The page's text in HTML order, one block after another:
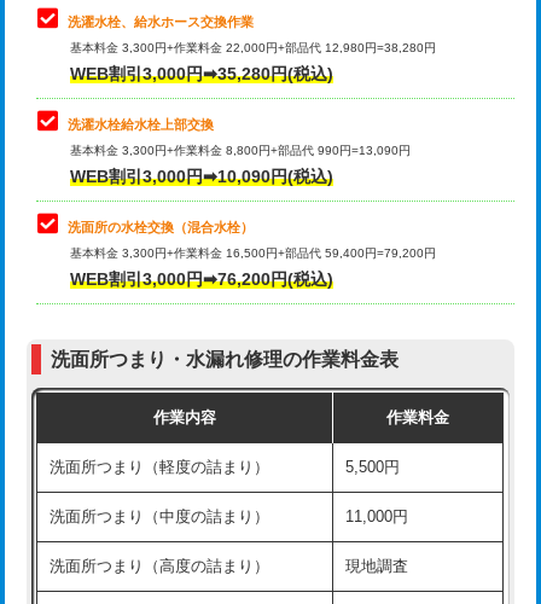
業）
排水管工事（排水管工事/3ｍまで） 55,000円
排水管工事（追加 排水管工事/3ｍ超
え）
マス交換（土の掘削・埋め戻し作業）
マス交換（深さ50㎝未満）
マス交換（深さ50㎝以上）
モルタル補修（厚さ10㎝まで） 27,500円
モルタル補修（厚さ10㎝超え） 38,500円
洗面台設置 38,500円
バスタブ設置 現場見積
キッチンタンク脱着
その他部品の脱着
交換・取付（タンク）
交換・取付(単水栓（壁付・デッキ
式）)
交換・取付(混合水栓（壁付・デッキ
式・ワンホール）)
16,500円+材料費
（P/S/ポップアップ））
交換・取付（その他部品） 11,000円+材料費
持込商品取付（単水栓） 13,200円
持込商品取付（混合水栓） 16,500円
持込商品取付（浄水器・分岐水栓） 16,500円
給水管工事※（ホール加工) 16,500円
洗濯水栓、給水ホース交換作業
基本料金 3,300円+作業料金 22,000円+部品代 12,980円=38,280円
WEB割引3,000円➡35,280円(税込)
洗濯水栓給水栓上部交換
基本料金 3,300円+作業料金 8,800円+部品代 990円=13,090円
WEB割引3,000円➡10,090円(税込)
洗面所の水栓交換（混合水栓）
基本料金 3,300円+作業料金 16,500円+部品代 59,400円=79,200円
WEB割引3,000円➡76,200円(税込)
洗面所つまり・水漏れ修理の作業料金表
作業内容 作業料金
洗面所つまり（軽度の詰まり） 5,500円
洗面所つまり（中度の詰まり） 11,000円
洗面所つまり（高度の詰まり） 現地調査